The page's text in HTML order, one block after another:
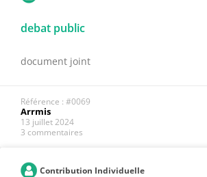
debat public
document joint
Référence : #0069
Arrmis
13 juillet 2024
3 commentaires
Contribution Individuelle